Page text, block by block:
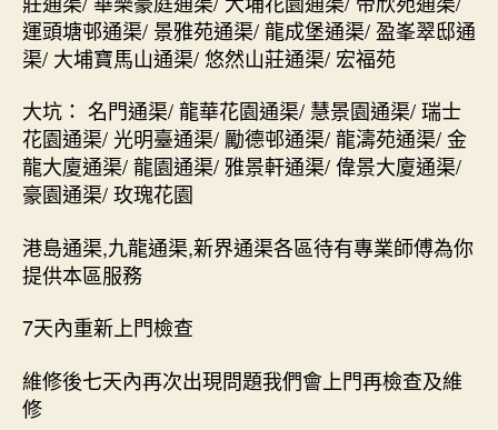
運頭塘邨通渠/ 景雅苑通渠/ 龍成堡通渠/ 盈峯翠邸通
渠/ 大埔寶馬山通渠/ 悠然山莊通渠/ 宏福苑
大坑： 名門通渠/ 龍華花園通渠/ 慧景園通渠/ 瑞士
花園通渠/ 光明臺通渠/ 勵德邨通渠/ 龍濤苑通渠/ 金
龍大廈通渠/ 龍園通渠/ 雅景軒通渠/ 偉景大廈通渠/
豪園通渠/ 玫瑰花園
港島通渠,九龍通渠,新界通渠各區待有專業師傅為你
提供本區服務
7天內重新上門檢查
維修後七天內再次出現問題我們會上門再檢查及維
修